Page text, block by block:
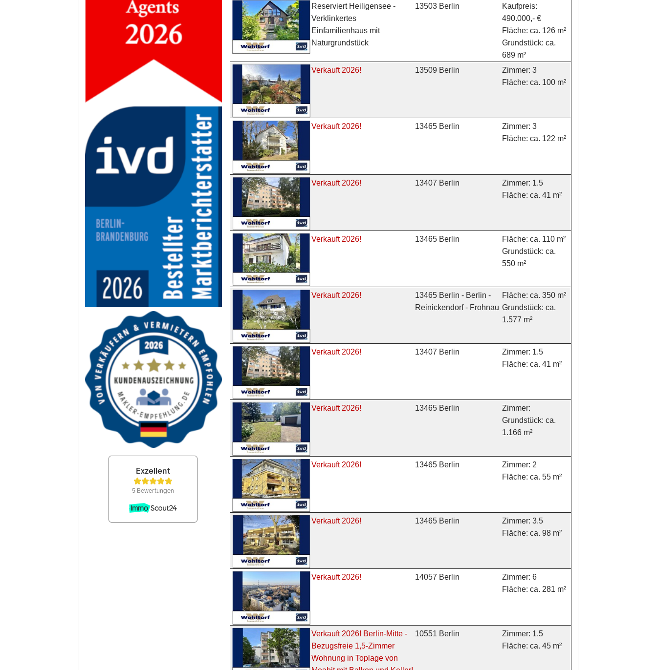
Reserviert Heiligensee -
Verklinkertes
Einfamilienhaus mit
Naturgrundstück
13503 Berlin
Kaufpreis:
490.000,- €
Fläche: ca. 126 m²
Grundstück: ca.
689 m²
Verkauft 2026! 13509 Berlin
Zimmer: 3
Fläche: ca. 100 m²
Verkauft 2026! 13465 Berlin
Zimmer: 3
Fläche: ca. 122 m²
Verkauft 2026! 13407 Berlin
Zimmer: 1.5
Fläche: ca. 41 m²
Verkauft 2026! 13465 Berlin
Fläche: ca. 110 m²
Grundstück: ca.
550 m²
Verkauft 2026!
13465 Berlin - Berlin -
Reinickendorf - Frohnau
Fläche: ca. 350 m²
Grundstück: ca.
1.577 m²
Verkauft 2026! 13407 Berlin
Zimmer: 1.5
Fläche: ca. 41 m²
Verkauft 2026! 13465 Berlin
Zimmer:
Grundstück: ca.
1.166 m²
Verkauft 2026! 13465 Berlin
Zimmer: 2
Fläche: ca. 55 m²
Verkauft 2026! 13465 Berlin
Zimmer: 3.5
Fläche: ca. 98 m²
Verkauft 2026! 14057 Berlin
Zimmer: 6
Fläche: ca. 281 m²
Verkauft 2026! Berlin-Mitte -
Bezugsfreie 1,5-Zimmer
Wohnung in Toplage von
10551 Berlin
Zimmer: 1.5
Fläche: ca. 45 m²